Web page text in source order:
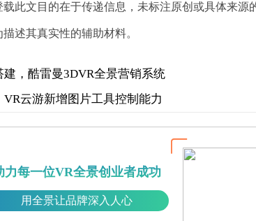
此文目的在于传递信息，未标注原创或具体来源
述其真实性的辅助材料。
建，酷雷曼3DVR全景营销系统
VR云游新增图片工具控制能力
力每一位VR全景创业者成功
用全景让品牌深入人心